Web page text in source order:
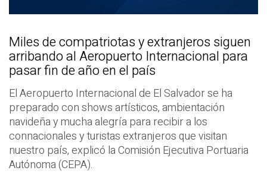
Miles de compatriotas y extranjeros siguen
arribando al Aeropuerto Internacional para
pasar fin de año en el país
El Aeropuerto Internacional de El Salvador se ha
preparado con shows artísticos, ambientación
navideña y mucha alegría para recibir a los
connacionales y turistas extranjeros que visitan
nuestro país, explicó la Comisión Ejecutiva Portuaria
Autónoma (CEPA).